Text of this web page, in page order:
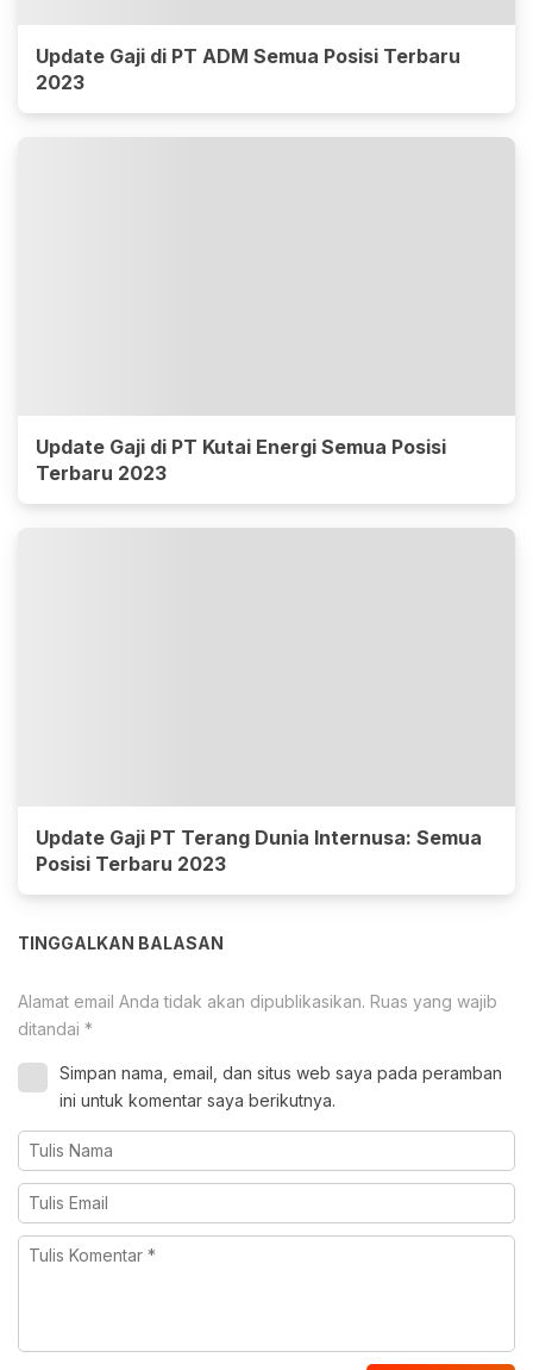
Update Gaji di PT ADM Semua Posisi Terbaru
2023
Update Gaji di PT Kutai Energi Semua Posisi
Terbaru 2023
Update Gaji PT Terang Dunia Internusa: Semua
Posisi Terbaru 2023
TINGGALKAN BALASAN
Alamat email Anda tidak akan dipublikasikan. Ruas yang wajib
ditandai *
Simpan nama, email, dan situs web saya pada peramban
ini untuk komentar saya berikutnya.